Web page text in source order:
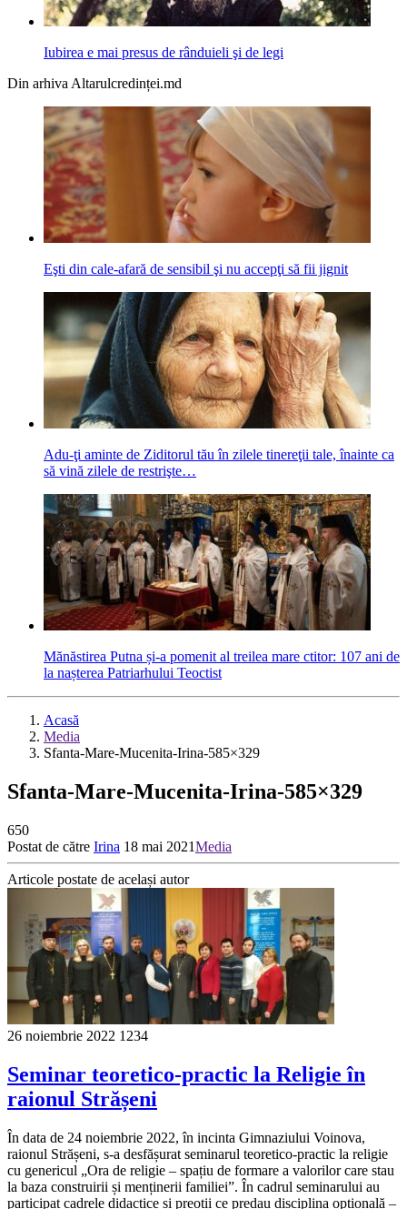
Iubirea e mai presus de rânduieli şi de legi
Din arhiva Altarulcredinței.md
Eşti din cale-afară de sensibil şi nu accepţi să fii jignit
Adu-ţi aminte de Ziditorul tău în zilele tinereţii tale, înainte ca
să vină zilele de restrişte…
Mănăstirea Putna și-a pomenit al treilea mare ctitor: 107 ani de
la nașterea Patriarhului Teoctist
Acasă
Media
Sfanta-Mare-Mucenita-Irina-585×329
Sfanta-Mare-Mucenita-Irina-585×329
650
Postat de către Irina 18 mai 2021Media
Articole postate de același autor
26 noiembrie 2022 1234
Seminar teoretico-practic la Religie în
raionul Strășeni
În data de 24 noiembrie 2022, în incinta Gimnaziului Voinova,
raionul Strășeni, s-a desfășurat seminarul teoretico-practic la religie
cu genericul „Ora de religie – spațiu de formare a valorilor care stau
la baza construirii și menținerii familiei”. În cadrul seminarului au
participat cadrele didactice și preoții ce predau disciplina opțională –